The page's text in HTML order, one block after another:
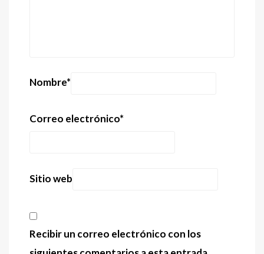
Nombre*
Correo electrónico*
Sitio web
Recibir un correo electrónico con los